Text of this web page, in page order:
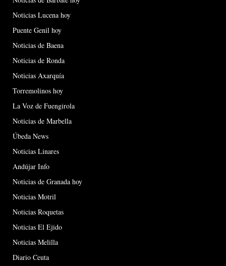
Noticias Lucena hoy
Puente Genil hoy
Noticias de Baena
Noticias de Ronda
Noticias Axarquía
Torremolinos hoy
La Voz de Fuengirola
Noticias de Marbella
Úbeda News
Noticias Linares
Andújar Info
Noticias de Granada hoy
Noticias Motril
Noticias Roquetas
Noticias El Ejido
Noticias Melilla
Diario Ceuta